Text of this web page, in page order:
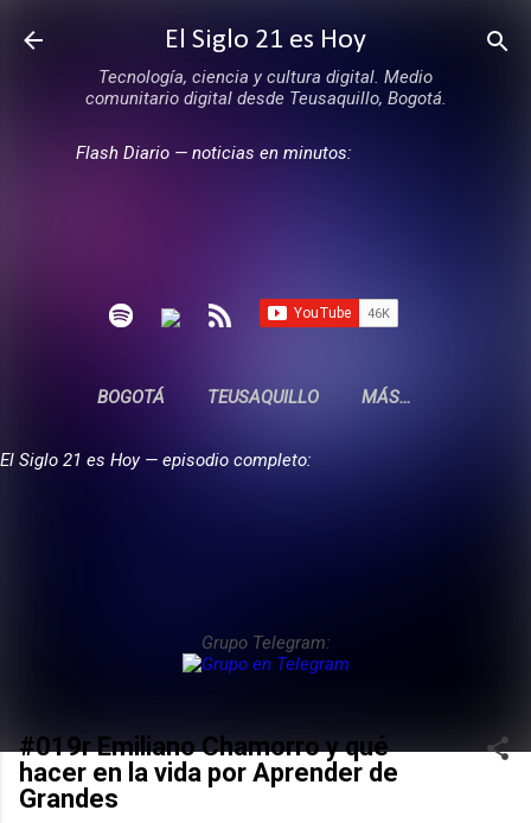
Ir al contenido principal
El Siglo 21 es Hoy
Tecnología, ciencia y cultura digital. Medio
comunitario digital desde Teusaquillo, Bogotá.
Flash Diario — noticias en minutos:
BOGOTÁ TEUSAQUILLO MÁS…
El Siglo 21 es Hoy — episodio completo:
Grupo Telegram:
#019r Emiliano Chamorro y qué
hacer en la vida por Aprender de
Grandes